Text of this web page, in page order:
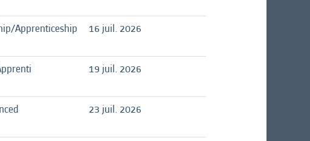
Apprenticeship 16 juil. 2026
19 juil. 2026
23 juil. 2026